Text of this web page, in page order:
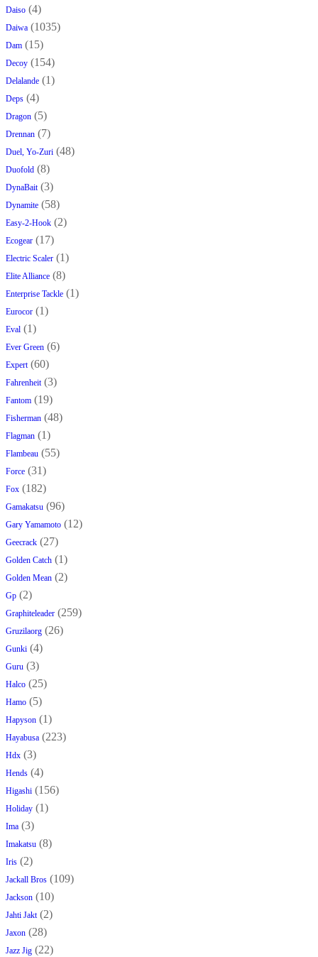
Daiso (4)
Daiwa (1035)
Dam (15)
Decoy (154)
Delalande (1)
Deps (4)
Dragon (5)
Drennan (7)
Duel, Yo-Zuri (48)
Duofold (8)
DynaBait (3)
Dynamite (58)
Easy-2-Hook (2)
Ecogear (17)
Electric Scaler (1)
Elite Alliance (8)
Enterprise Tackle (1)
Eurocor (1)
Eval (1)
Ever Green (6)
Expert (60)
Fahrenheit (3)
Fantom (19)
Fisherman (48)
Flagman (1)
Flambeau (55)
Force (31)
Fox (182)
Gamakatsu (96)
Gary Yamamoto (12)
Geecrack (27)
Golden Catch (1)
Golden Mean (2)
Gp (2)
Graphiteleader (259)
Gruzilaorg (26)
Gunki (4)
Guru (3)
Halco (25)
Hamo (5)
Hapyson (1)
Hayabusa (223)
Hdx (3)
Hends (4)
Higashi (156)
Holiday (1)
Ima (3)
Imakatsu (8)
Iris (2)
Jackall Bros (109)
Jackson (10)
Jahti Jakt (2)
Jaxon (28)
Jazz Jig (22)